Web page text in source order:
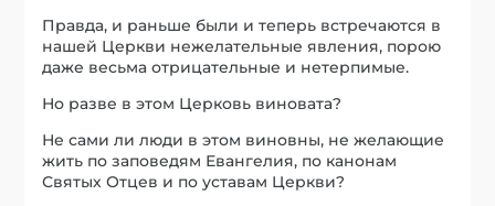
Правда, и раньше были и теперь встречаются в
нашей Церкви нежелательные явления, порою
даже весьма отрицательные и нетерпимые.
Но разве в этом Церковь виновата?
Не сами ли люди в этом виновны, не желающие
жить по заповедям Евангелия, по канонам
Святых Отцев и по уставам Церкви?